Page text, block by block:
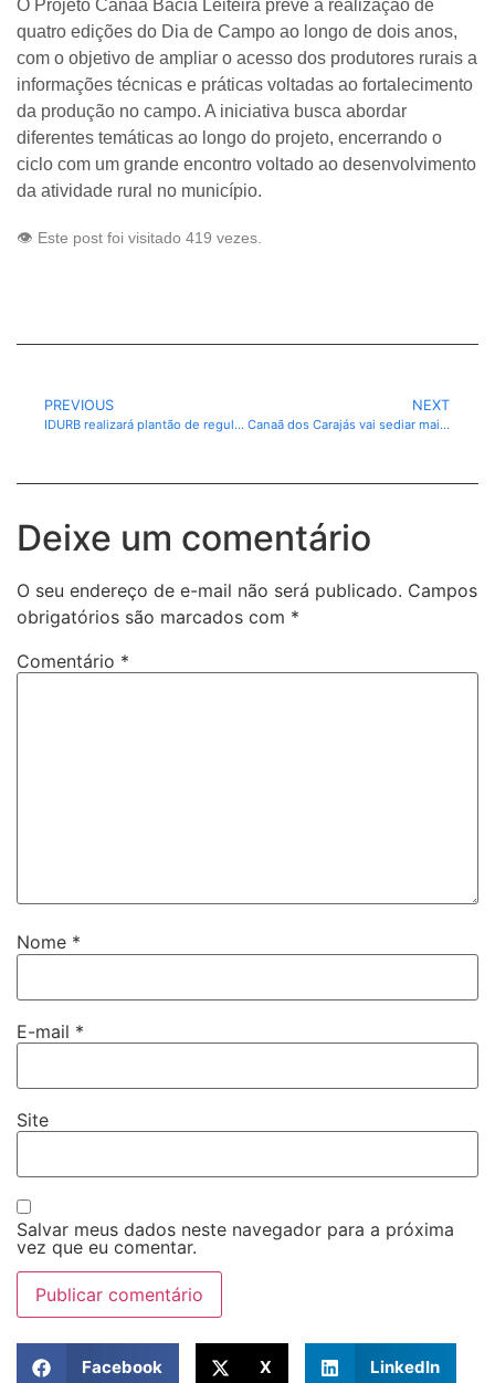
O Projeto Canaã Bacia Leiteira prevê a realização de
quatro edições do Dia de Campo ao longo de dois anos,
com o objetivo de ampliar o acesso dos produtores rurais a
informações técnicas e práticas voltadas ao fortalecimento
da produção no campo. A iniciativa busca abordar
diferentes temáticas ao longo do projeto, encerrando o
ciclo com um grande encontro voltado ao desenvolvimento
da atividade rural no município.
👁️ Este post foi visitado 419 vezes.
PREVIOUS
IDURB realizará plantão de regularização fundiária na Vila Ouro Verde, em Canaã dos Carajás-PA.
NEXT
Canaã dos Carajás vai sediar mais uma edição do Festival Paralímpico Loterias Caixa 2026
Deixe um comentário
O seu endereço de e-mail não será publicado. Campos
obrigatórios são marcados com *
Comentário *
Nome *
E-mail *
Site
Salvar meus dados neste navegador para a próxima
vez que eu comentar.
Facebook X LinkedIn